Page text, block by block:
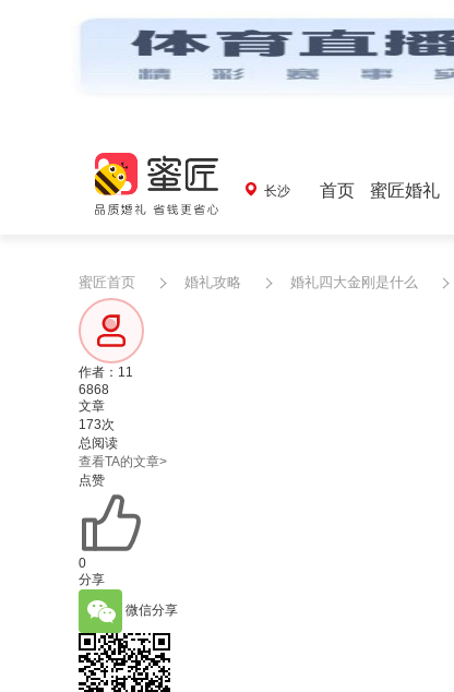
长沙 首页 蜜匠婚礼
蜜匠首页 婚礼攻略 婚礼四大金刚是什么
作者：11
6868
文章
173次
总阅读
查看TA的文章>
点赞
0
分享
微信分享